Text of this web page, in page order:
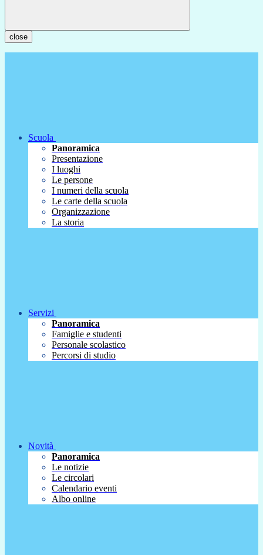
close
Scuola
Panoramica
Presentazione
I luoghi
Le persone
I numeri della scuola
Le carte della scuola
Organizzazione
La storia
Servizi
Panoramica
Famiglie e studenti
Personale scolastico
Percorsi di studio
Novità
Panoramica
Le notizie
Le circolari
Calendario eventi
Albo online